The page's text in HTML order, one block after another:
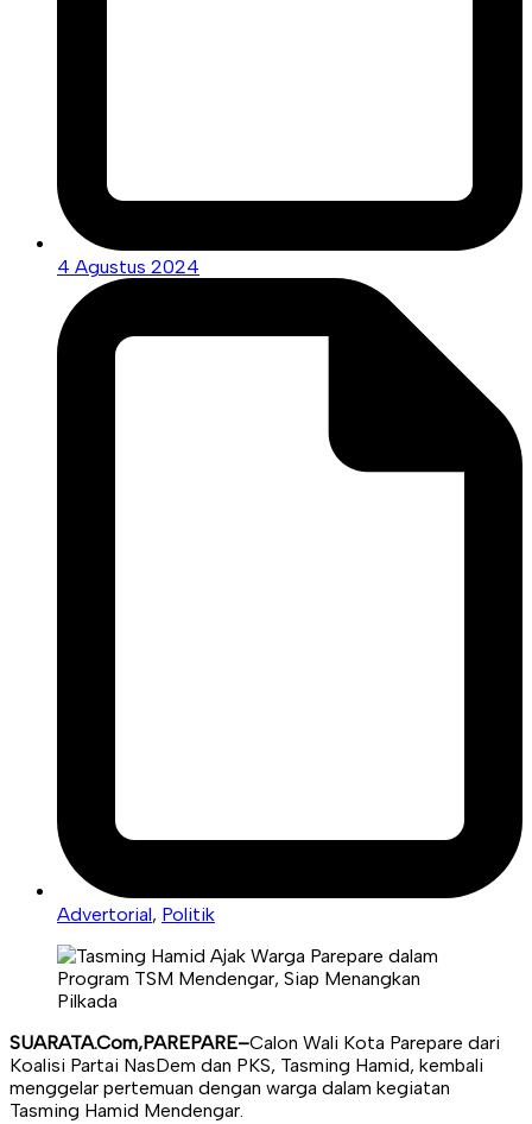
4 Agustus 2024
Advertorial, Politik
SUARATA.Com,PAREPARE–Calon Wali Kota Parepare dari
Koalisi Partai NasDem dan PKS, Tasming Hamid, kembali
menggelar pertemuan dengan warga dalam kegiatan
Tasming Hamid Mendengar.